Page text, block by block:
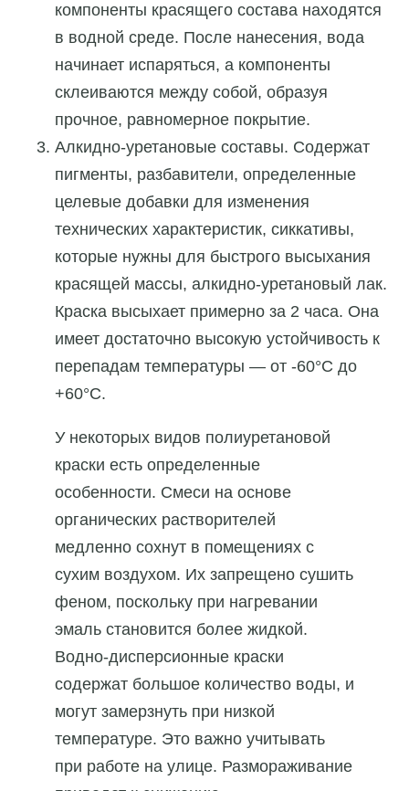
компоненты красящего состава находятся
в водной среде. После нанесения, вода
начинает испаряться, а компоненты
склеиваются между собой, образуя
прочное, равномерное покрытие.
Алкидно-уретановые составы. Содержат
пигменты, разбавители, определенные
целевые добавки для изменения
технических характеристик, сиккативы,
которые нужны для быстрого высыхания
красящей массы, алкидно-уретановый лак.
Краска высыхает примерно за 2 часа. Она
имеет достаточно высокую устойчивость к
перепадам температуры — от -60°C до
+60°C.
У некоторых видов полиуретановой
краски есть определенные
особенности. Смеси на основе
органических растворителей
медленно сохнут в помещениях с
сухим воздухом. Их запрещено сушить
феном, поскольку при нагревании
эмаль становится более жидкой.
Водно-дисперсионные краски
содержат большое количество воды, и
могут замерзнуть при низкой
температуре. Это важно учитывать
при работе на улице. Размораживание